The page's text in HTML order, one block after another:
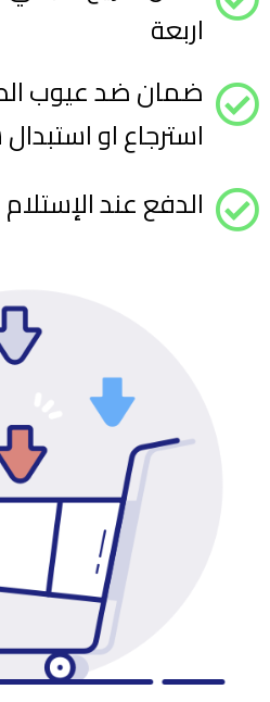
اربعة
ضمان ضد عيوب
استرجاع او
الدفع عند الإستلام